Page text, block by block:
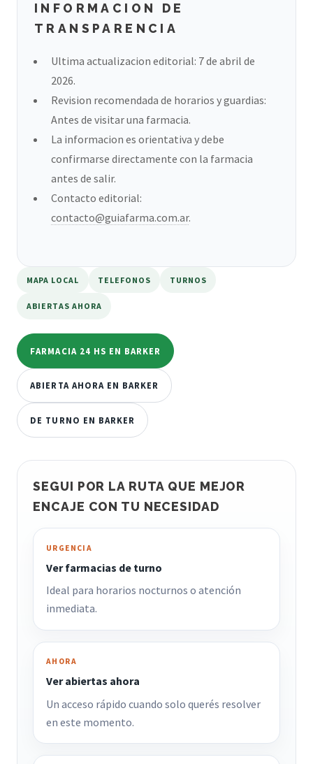
INFORMACION DE
TRANSPARENCIA
Ultima actualizacion editorial: 7 de abril de
2026.
Revision recomendada de horarios y guardias:
Antes de visitar una farmacia.
La informacion es orientativa y debe
confirmarse directamente con la farmacia
antes de salir.
Contacto editorial:
contacto@guiafarma.com.ar.
MAPA LOCAL TELEFONOS TURNOS
ABIERTAS AHORA
FARMACIA 24 HS EN BARKER
ABIERTA AHORA EN BARKER
DE TURNO EN BARKER
SEGUI POR LA RUTA QUE MEJOR
ENCAJE CON TU NECESIDAD
URGENCIA
Ver farmacias de turno
Ideal para horarios nocturnos o atención
inmediata.
AHORA
Ver abiertas ahora
Un acceso rápido cuando solo querés resolver
en este momento.